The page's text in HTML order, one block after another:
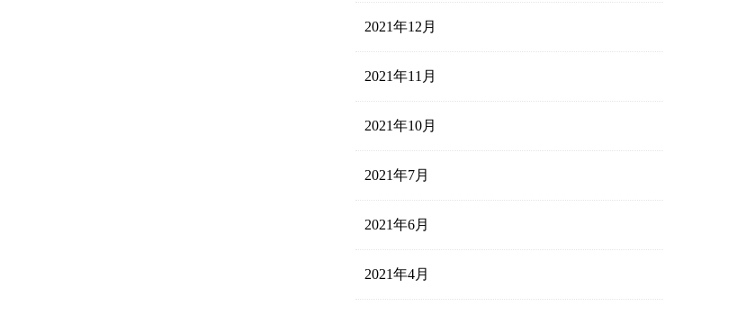
2021年12月
2021年11月
2021年10月
2021年7月
2021年6月
2021年4月